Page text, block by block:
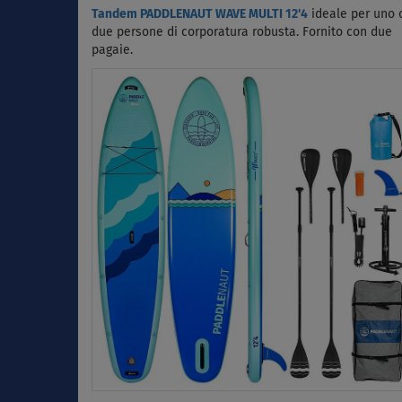
Tandem PADDLENAUT WAVE MULTI 12'4 ideale per uno
due persone di corporatura robusta. Fornito con due
pagaie.